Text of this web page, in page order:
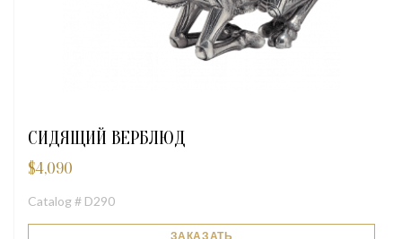
СИДЯЩИЙ ВЕРБЛЮД
$4,090
Catalog # D290
ЗАКАЗАТЬ